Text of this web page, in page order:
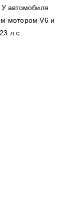
автомобиля
мотором V6 и
л.с.